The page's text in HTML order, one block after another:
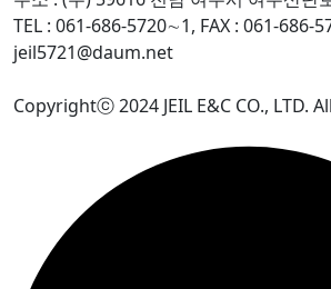
TEL : 061-686-5720∼1, FAX : 061-686-
jeil5721@daum.net
Copyrightⓒ 2024 JEIL E&C CO., LTD.